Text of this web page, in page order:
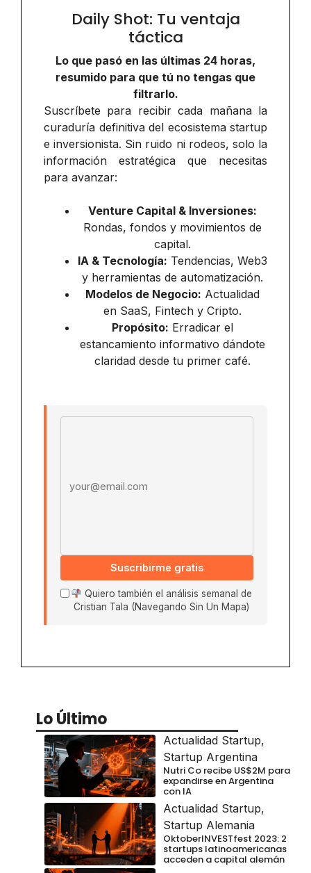
Daily Shot: Tu ventaja
táctica
Lo que pasó en las últimas 24 horas,
resumido para que tú no tengas que
filtrarlo.
Suscríbete para recibir cada mañana la
curaduría definitiva del ecosistema startup
e inversionista. Sin ruido ni rodeos, solo la
información estratégica que necesitas
para avanzar:
Venture Capital & Inversiones:
Rondas, fondos y movimientos de
capital.
IA & Tecnología: Tendencias, Web3
y herramientas de automatización.
Modelos de Negocio: Actualidad
en SaaS, Fintech y Cripto.
Propósito: Erradicar el
estancamiento informativo dándote
claridad desde tu primer café.
Suscribirme gratis
Quiero también el análisis semanal de
Cristian Tala (Navegando Sin Un Mapa)
Lo Último
Actualidad Startup,
Startup Argentina
Nutri Co recibe US$2M para
expandirse en Argentina
con IA
Actualidad Startup,
Startup Alemania
OktoberINVESTfest 2023: 2
startups latinoamericanas
acceden a capital alemán